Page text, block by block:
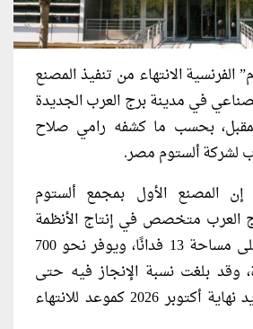
الفرنسية الانتهاء من تنفيذ المصنع
في مدينة برج العرب الجديدة
بحسب ما كشفه رامي صلاح
لشركة ألستوم مصر.
المصنع الأول بمجمع ألستوم
العرب متخصص في إنتاج الأنظمة
الكهربائية، ويمتد على مساحة 13 فدانًا، ويوفر نحو 700
وقد بلغت نسبة الإنجاز فيه حتى
الآن 25%، مع تحديد نهاية أكتوبر 2026 كموعد للانتهاء